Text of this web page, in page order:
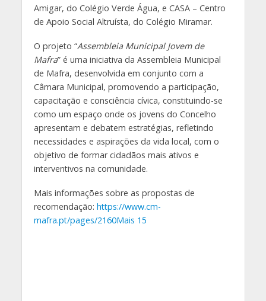
Amigar, do Colégio Verde Água, e CASA – Centro
de Apoio Social Altruísta, do Colégio Miramar.
O projeto “Assembleia Municipal Jovem de
Mafra” é uma iniciativa da Assembleia Municipal
de Mafra, desenvolvida em conjunto com a
Câmara Municipal, promovendo a participação,
capacitação e consciência cívica, constituindo-se
como um espaço onde os jovens do Concelho
apresentam e debatem estratégias, refletindo
necessidades e aspirações da vida local, com o
objetivo de formar cidadãos mais ativos e
interventivos na comunidade.
Mais informações sobre as propostas de
recomendação: https://www.cm-
mafra.pt/pages/2160Mais 15